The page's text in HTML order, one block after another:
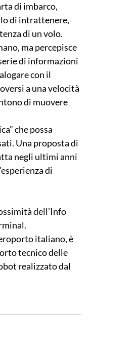
di imbarco,
di intrattenere,
di un volo.
ma percepisce
di informazioni
con il
a una velocità
di muovere
che possa
Una proposta di
negli ultimi anni
di
dell’Info
italiano, è
tecnico delle
realizzato dal